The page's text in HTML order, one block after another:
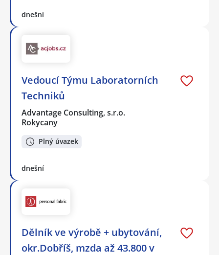
dnešní
Vedoucí Týmu Laboratorních
Techniků
Advantage Consulting, s.r.o.
Rokycany
Plný úvazek
dnešní
Dělník ve výrobě + ubytování,
okr.Dobříš, mzda až 43.800 v